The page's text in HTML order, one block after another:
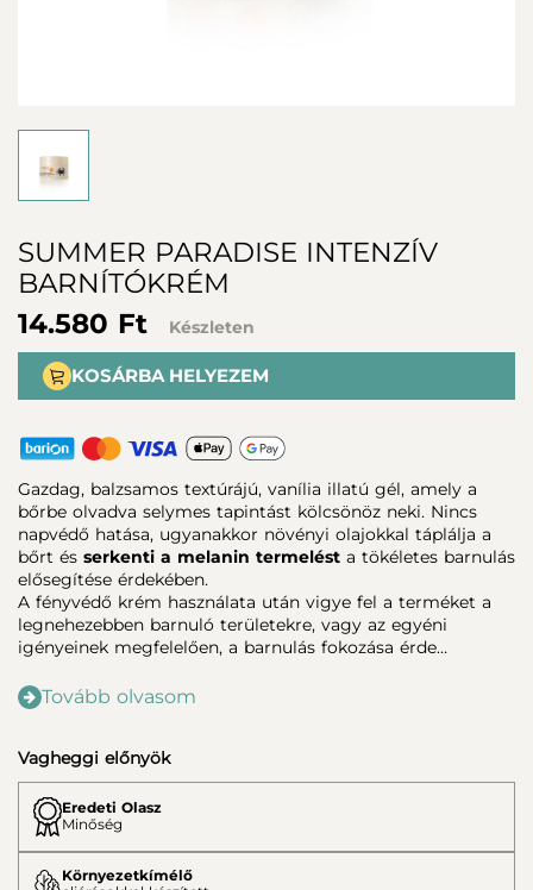
SUMMER PARADISE INTENZÍV
BARNÍTÓKRÉM
14.580 Ft
Készleten
KOSÁRBA HELYEZEM
Gazdag, balzsamos textúrájú, vanília illatú gél, amely a
bőrbe olvadva selymes tapintást kölcsönöz neki. Nincs
napvédő hatása, ugyanakkor növényi olajokkal táplálja a
bőrt és serkenti a melanin termelést a tökéletes barnulás
elősegítése érdekében.
A fényvédő krém használata után vigye fel a terméket a
legnehezebben barnuló területekre, vagy az egyéni
igényeinek megfelelően, a barnulás fokozása érde…
Tovább olvasom
Vagheggi előnyök
Eredeti Olasz
Minőség
Környezetkímélő